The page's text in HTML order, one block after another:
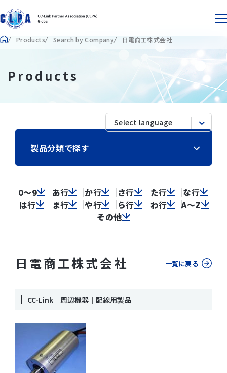
Products Search by Company 日電商工株式会社
Products
製品分類で探す
0～9 あ行 か行 さ行 た行 な行
は行 ま行 や行 ら行 わ行
A～Z
その他
日電商工株式会社 一覧に戻る
CC-Link｜周辺機器｜配線用製品